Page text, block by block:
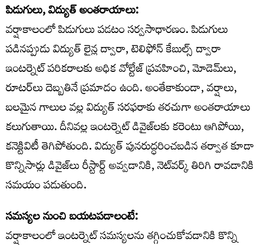
పిడుగులు, విద్యుత్ అంతరాయాలు:
వర్షాకాలంలో పిడుగులు పడటం సర్వసాధారణం. పిడుగులు
పడినప్పుడు విద్యుత్ లైన్ల ద్వారా, టెలిఫోన్ కేబుల్స్ ద్వారా
ఇంటర్నెట్ పరికరాలకు అధిక వోల్టేజ్ ప్రవహించి, మోడెమ్‌లు,
రూటర్‌లు దెబ్బతినే ప్రమాదం ఉంది. అంతేకాకుండా, వర్షాలు,
బలమైన గాలుల వల్ల విద్యుత్ సరఫరాకు తరచుగా అంతరాయాలు
కలుగుతాయి. దీనివల్ల ఇంటర్నెట్ డివైజ్‌లకు కరెంటు ఆగిపోయి,
కనెక్టివిటీ తెగిపోతుంది. విద్యుత్ పునరుద్ధరించబడిన తర్వాత కూడా
కొన్నిసార్లు డివైజ్‌లు రీస్టార్ట్ అవ్వడానికి, నెట్‌వర్క్ తిరిగి రావడానికి
సమయం పడుతుంది.
సమస్యల నుంచి బయటపడాలంటే:
వర్షాకాలంలో ఇంటర్నెట్ సమస్యలను తగ్గించుకోవడానికి కొన్ని